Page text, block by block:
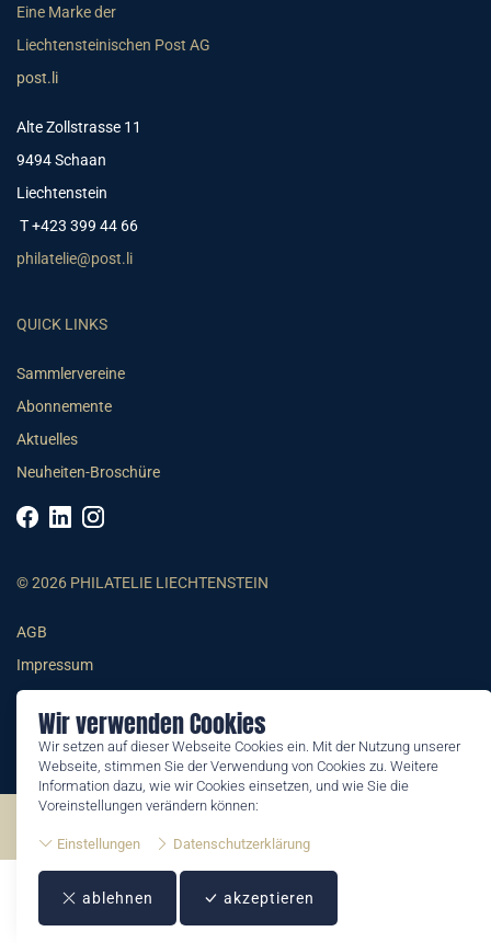
Wir verwenden Cookies
Wir setzen auf dieser Webseite Cookies ein. Mit der Nutzung unserer
Webseite, stimmen Sie der Verwendung von Cookies zu. Weitere
Information dazu, wie wir Cookies einsetzen, und wie Sie die
Voreinstellungen verändern können:
Einstellungen Datenschutzerklärung
ablehnen akzeptieren
Eine Marke der
Liechtensteinischen Post AG
post.li
Alte Zollstrasse 11
9494 Schaan
Liechtenstein
T +423 399 44 66
philatelie@post.li
QUICK LINKS
Sammlervereine
Abonnemente
Aktuelles
Neuheiten-Broschüre
© 2026 PHILATELIE LIECHTENSTEIN
AGB
Impressum
Datenschutzerklärung